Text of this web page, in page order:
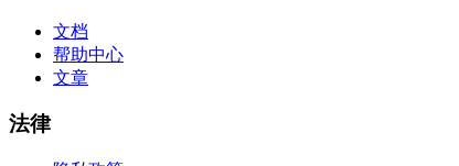
文档
帮助中心
文章
法律